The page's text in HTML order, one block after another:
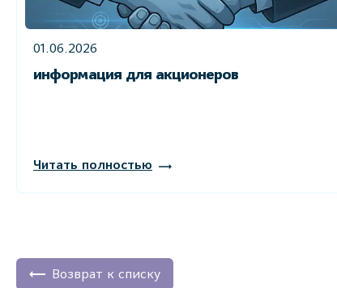
01.06.2026
информация для акционеров
Читать полностью
Возврат к списку